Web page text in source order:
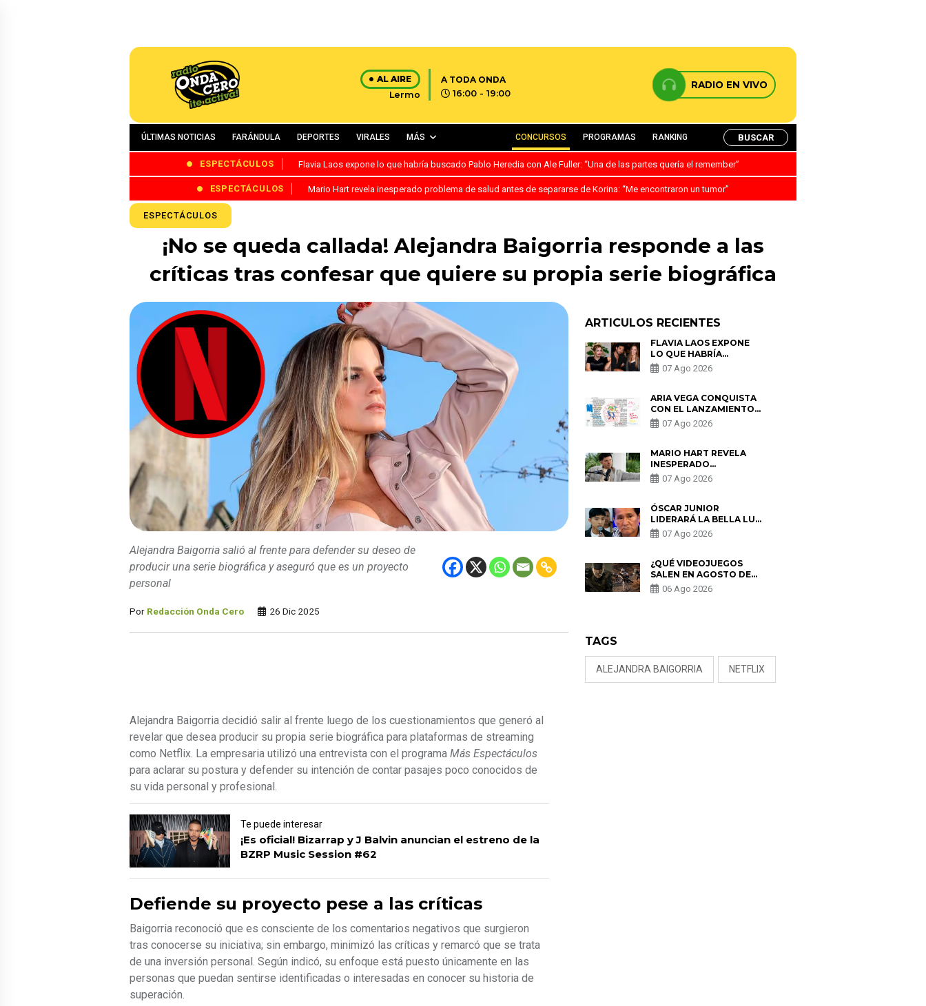
AL AIRE
Lermo
A TODA ONDA
16:00 - 19:00
RADIO EN VIVO
ÚLTIMAS NOTICIAS FARÁNDULA DEPORTES VIRALES MÁS CONCURSOS PROGRAMAS RANKING BUSCAR
ESPECTÁCULOS Flavia Laos expone lo que habría buscado Pablo Heredia con Ale Fuller: “Una de las partes quería el remember”
ESPECTÁCULOS Mario Hart revela inesperado problema de salud antes de separarse de Korina: “Me encontraron un tumor”
ESPECTÁCULOS
¡No se queda callada! Alejandra Baigorria responde a las
críticas tras confesar que quiere su propia serie biográfica
Alejandra Baigorria salió al frente para defender su deseo de
producir una serie biográfica y aseguró que es un proyecto
personal
Por Redacción Onda Cero 26 Dic 2025
Alejandra Baigorria decidió salir al frente luego de los cuestionamientos que generó al
revelar que desea producir su propia serie biográfica para plataformas de streaming
como Netflix. La empresaria utilizó una entrevista con el programa Más Espectáculos
para aclarar su postura y defender su intención de contar pasajes poco conocidos de
su vida personal y profesional.
Te puede interesar
¡Es oficial! Bizarrap y J Balvin anuncian el estreno de la
BZRP Music Session #62
Defiende su proyecto pese a las críticas
Baigorria reconoció que es consciente de los comentarios negativos que surgieron
tras conocerse su iniciativa; sin embargo, minimizó las críticas y remarcó que se trata
de una inversión personal. Según indicó, su enfoque está puesto únicamente en las
personas que puedan sentirse identificadas o interesadas en conocer su historia de
superación.
ARTICULOS RECIENTES
FLAVIA LAOS EXPONE
LO QUE HABRÍA
BUSCADO PABLO
HEREDIA CON ALE
PARTES QUERÍA EL
REMEMBER”
07 Ago 2026
ARIA VEGA CONQUISTA
CON EL LANZAMIENTO
DE “TOTOTO (+4)”
07 Ago 2026
MARIO HART REVELA
INESPERADO
PROBLEMA DE SALUD
ANTES DE SEPARARSE
ENCONTRARON UN
TUMOR”
07 Ago 2026
ÓSCAR JUNIOR
LIDERARÁ LA BELLA LUZ
TRAS SALIDA DE SU
PADRE POR POLÉMICA
07 Ago 2026
¿QUÉ VIDEOJUEGOS
SALEN EN AGOSTO DE
2026? ESTOS SON LOS
ESTRENOS MÁS
06 Ago 2026
TAGS
ALEJANDRA BAIGORRIA NETFLIX